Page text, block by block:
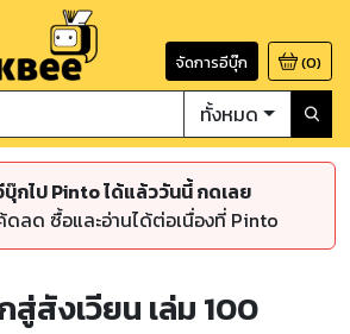
จัดการอีบุ๊ก (0)
ทั้งหมด
บุ๊กไป Pinto ได้แล้ววันนี้ กดเลย
ดลด ซื้อและอ่านได้ต่อเนื่องที่ Pinto
สู่สังเวียน เล่ม 100